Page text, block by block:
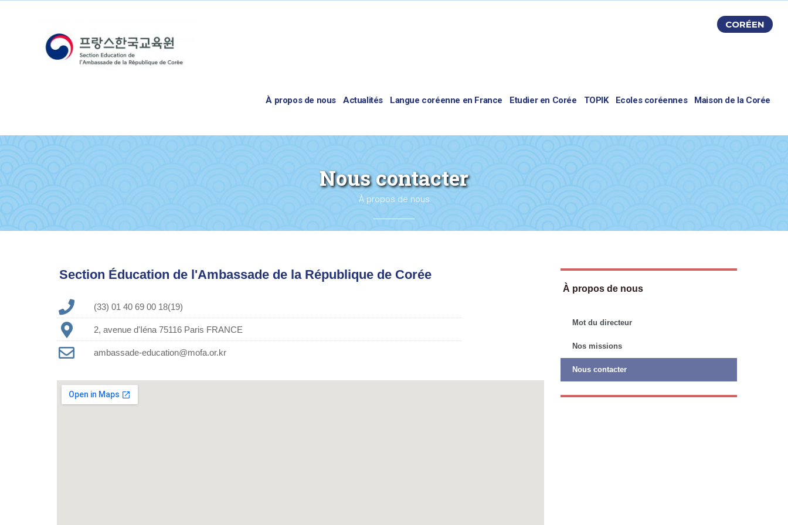
CORÉEN
À propos de nous Actualités Langue coréenne en France Etudier en Corée TOPIK Ecoles coréennes Maison de la Corée
Nous contacter
À propos de nous
Section Éducation de l'Ambassade de la République de Corée
(33) 01 40 69 00 18(19)
2, avenue d'Iéna 75116 Paris FRANCE
ambassade-education@mofa.or.kr
À propos de nous
Mot du directeur
Nos missions
Nous contacter